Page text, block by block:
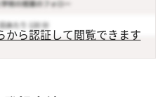
から認証して閲覧できます